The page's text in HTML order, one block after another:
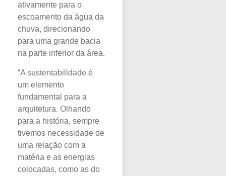
ativamente para o
escoamento da água da
chuva, direcionando
para uma grande bacia
na parte inferior da área.
“A sustentabilidade é
um elemento
fundamental para a
arquitetura. Olhando
para a história, sempre
tivemos necessidade de
uma relação com a
matéria e as energias
colocadas, como as do